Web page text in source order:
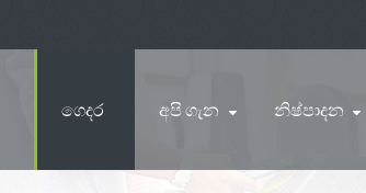
ගෙදර අපි ගැන නිෂ්පාදන